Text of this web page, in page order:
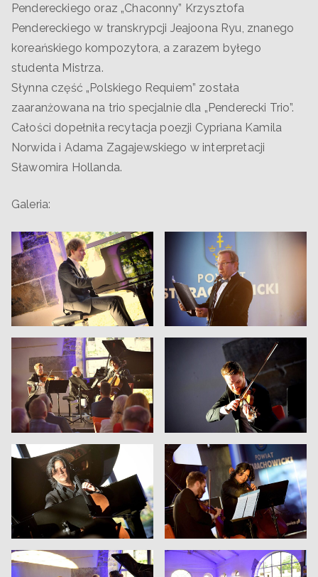
Pendereckiego oraz „Chaconny” Krzysztofa
Pendereckiego w transkrypcji Jeajoona Ryu, znanego
koreańskiego kompozytora, a zarazem byłego
studenta Mistrza.
Słynna część „Polskiego Requiem” została
zaaranżowana na trio specjalnie dla „Penderecki Trio”.
Całości dopełniła recytacja poezji Cypriana Kamila
Norwida i Adama Zagajewskiego w interpretacji
Sławomira Hollanda.
Galeria: